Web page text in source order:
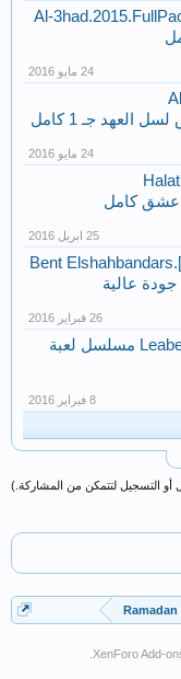
Al-
Bent
Leabet.Eblis.EP08.R15.r00t مسلسل لعبة
التسجيل لتتمكن من المشاركة.)
Ramadan
XenForo Add-